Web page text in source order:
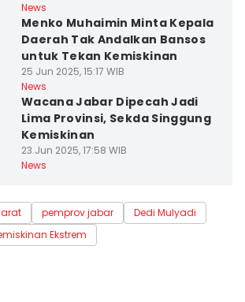
News
Menko Muhaimin Minta Kepala
Daerah Tak Andalkan Bansos
untuk Tekan Kemiskinan
25 Jun 2025, 15:17 WIB
News
Wacana Jabar Dipecah Jadi
Lima Provinsi, Sekda Singgung
Kemiskinan
23 Jun 2025, 17:58 WIB
News
pemprov jabar
Dedi Mulyadi
Ekstrem